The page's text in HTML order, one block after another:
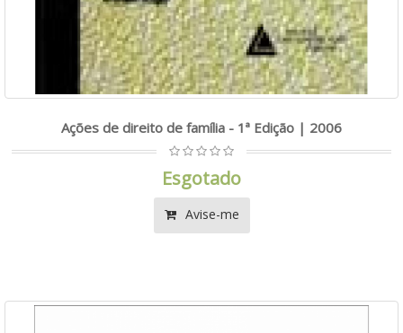
Ações de direito de família - 1ª Edição | 2006
Esgotado
Avise-me